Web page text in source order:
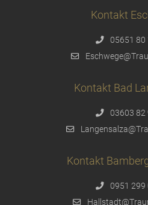
Kontakt
05651 80
Kontakt Bad
03603 82
Kontakt
0951 299